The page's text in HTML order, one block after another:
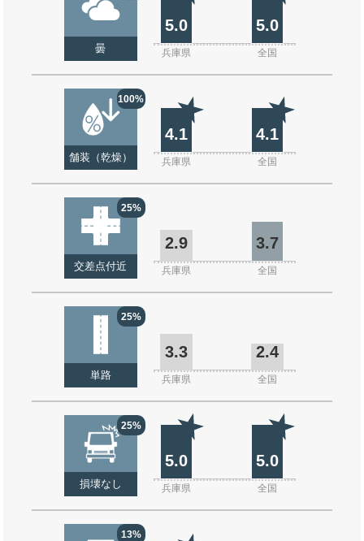
曇
5.0 5.0
兵庫県 全国
100%
舗装（乾燥）
4.1 4.1
兵庫県 全国
25%
交差点付近
2.9 3.7
兵庫県 全国
25%
単路
3.3 2.4
兵庫県 全国
25%
損壊なし
5.0 5.0
兵庫県 全国
13%